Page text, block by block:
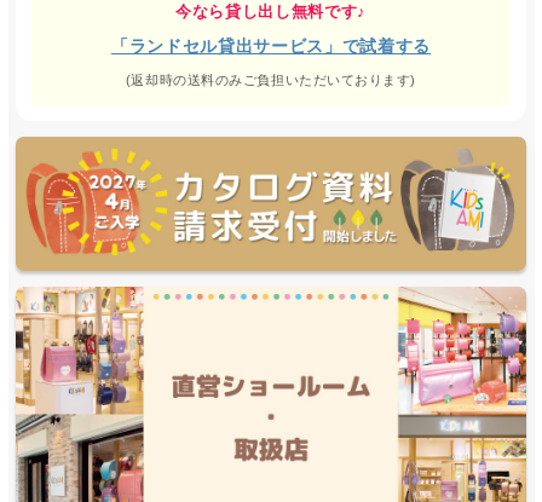
今なら貸し出し無料です♪
「ランドセル貸出サービス」で試着する
(返却時の送料のみご負担いただいております)